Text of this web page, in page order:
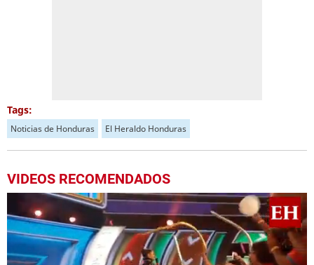
Tags:
Noticias de Honduras El Heraldo Honduras
VIDEOS RECOMENDADOS